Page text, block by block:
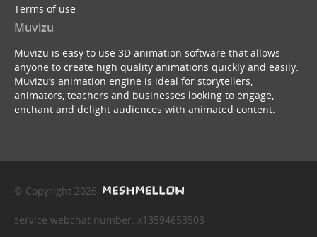
Terms of use
Muvizu
Muvizu is easy to use 3D animation software that allows
anyone to create high quality animations quickly and easily.
Muvizu’s animation engine is ideal for storytellers,
animators, teachers and businesses looking to engage,
enchant and delight audiences with animated content.
© Copyright 2026
service webchat number: x13594653503